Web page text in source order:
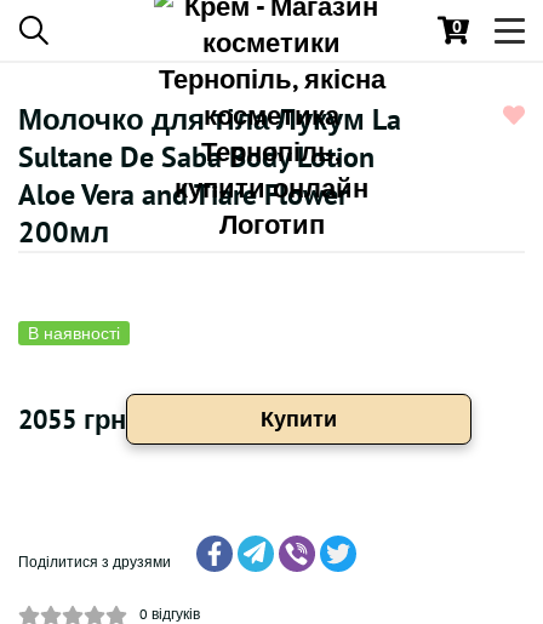
0
Молочко для тіла Лукум La
Sultane De Saba Body Lotion
Aloe Vera and Tiare Flower
200мл
В наявності
2055 грн Купити
Поділитися з друзями
0 відгуків